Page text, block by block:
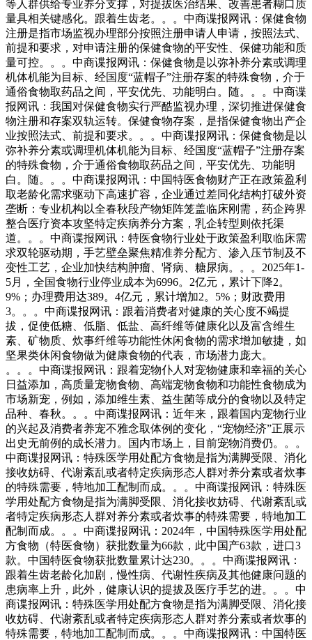
等人群供给专业养分支撑，对提拔医治结果、改善患者糊口质
量具相关键感化。跟着生齿老。。。中商谍报网讯：保健食物
注册是指市场监视办理部分按照注册申请人申请，按照法式、
前提和要求，对申请注册的保健食物的平安性、保健功能和质
量可控。。。中商谍报网讯：保健食物是以弥补养分素或调理
机体机能为目标、经国度“蓝帽子”注册存案的特殊食物，介于
通俗食物取药品之间，平安优先、功能明白。随。。。中商谍
报网讯：我国对保健食物实行严酷监视办理，深切推进保健食
物注册和存案双轨运转。保健食物存案，是指保健食物出产企
业按照法式、前提和要求。。。中商谍报网讯：保健食物是以
弥补养分素或调理机体机能为目标、经国度“蓝帽子”注册存案
的特殊食物，介于通俗食物取药品之间，平安优先、功能明
白。随。。。中商谍报网讯：中国特医食物财产正在政策盈利
取老龄化需求驱动下高速扩容，企业通过差同化结构打破外资
垄断：专业机构以全春秋段产物矩阵笼盖临床刚需，药企跨界
整合医疗资本攻坚特定疾病养分方案，乳企转型则依托渠
道。。。中商谍报网讯：特医食物行业处于政策盈利取临床需
求双轮驱动期，手艺壁垒聚焦精准养分配方、渗入压节制及不
变性工艺，企业加快结构肿瘤、肾病、糖尿病。。。2025年1-
5月，全国食物行业停业成本为6996。2亿元，累计下降2。
9%；办理费用达389。4亿元，累计增加2。5%；财政费用
3。。。中商谍报网讯：跟着消费者对健康的关心度不竭提
拔，促使低糖、低脂、低盐、高纤维等健康化以及富含维生
素、矿物质、炊事纤维等功能性休闲食物的需求增加敏捷，如
坚果类休闲食物做为健康食物的代表，市场潜力庞大。
。。。中商谍报网讯：跟着宠物仆人对宠物健康和幸福的关心
日益添加，高质量宠物食物、高端宠物食物和功能性食物成为
市场新宠，例如，添加维生素、益生菌等成分的食物以及特定
品种、春秋。。。中商谍报网讯：近年来，跟着国内宠物行业
的兴起及消费者养宠不雅念取体例的变化，“宠物经济”正展示
出史无前例的成长潜力。国内市场上，目前宠物消费仍。。。
中商谍报网讯：特殊医学用处配方食物是指为满脚受限、消化
接收妨碍、代谢紊乱或者特定疾病形态人群对养分素或者炊事
的特殊需要，特地加工配制而成。。。中商谍报网讯：特殊医
学用处配方食物是指为满脚受限、消化接收妨碍、代谢紊乱或
者特定疾病形态人群对养分素或者炊事的特殊需要，特地加工
配制而成。。。中商谍报网讯：2024年，中国特殊医学用处配
方食物（特医食物）获批数量为66款，此中国产63款，进口3
款。中国特医食物获批数量累计达230。。。中商谍报网讯：
跟着生齿老龄化加剧，慢性病、代谢性疾病及其他健康问题的
患病率上升，此外，健康认识的提拔及医疗手艺的进。。。中
商谍报网讯：特殊医学用处配方食物是指为满脚受限、消化接
收妨碍、代谢紊乱或者特定疾病形态人群对养分素或者炊事的
特殊需要，特地加工配制而成。。。中商谍报网讯：中国特医